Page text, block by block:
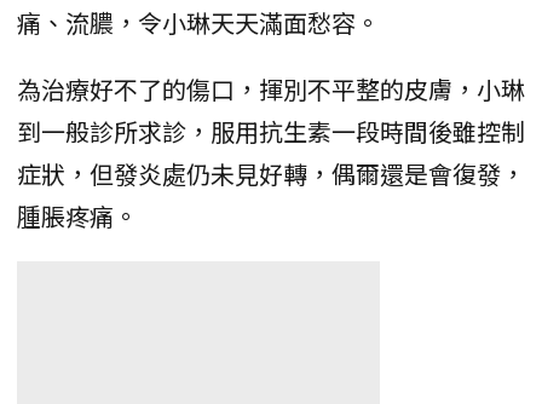
痛、流膿，令小琳天天滿面愁容。
為治療好不了的傷口，揮別不平整的皮膚，小琳
到一般診所求診，服用抗生素一段時間後雖控制
症狀，但發炎處仍未見好轉，偶爾還是會復發，
腫脹疼痛。